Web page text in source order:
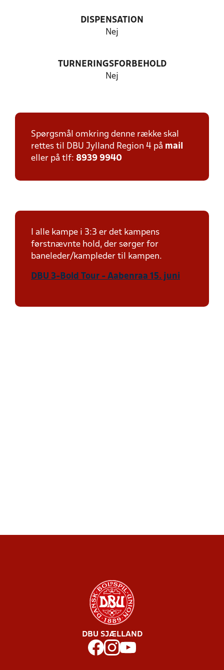
DISPENSATION
Nej
TURNERINGSFORBEHOLD
Nej
Spørgsmål omkring denne række skal
rettes til DBU Jylland Region 4 på mail
eller på tlf: 8939 9940
I alle kampe i 3:3 er det kampens
førstnævnte hold, der sørger for
baneleder/kampleder til kampen.
DBU 3-Bold Tour - Aabenraa 15. juni
DBU SJÆLLAND